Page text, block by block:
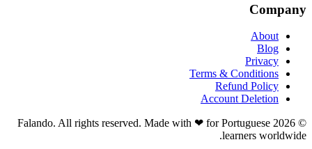
Company
About
Blog
Privacy
Terms & Conditions
Refund Policy
Account Deletion
© 2026 Falando. All rights reserved. Made with ❤ for Portuguese
learners worldwide.